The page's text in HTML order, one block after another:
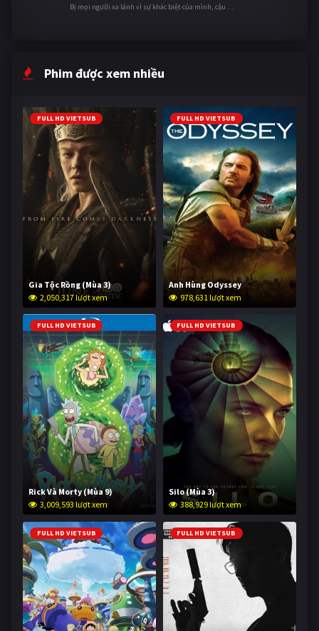
Bị mọi người xa lánh vì sự khác biệt của mình, cậu ...
Phim được xem nhiều
FULL HD VIETSUB
Gia Tộc Rồng (Mùa 3)
2,050,317 lượt xem
FULL HD VIETSUB
Anh Hùng Odyssey
978,631 lượt xem
FULL HD VIETSUB
Rick Và Morty (Mùa 9)
3,009,593 lượt xem
FULL HD VIETSUB
Silo (Mùa 3)
388,929 lượt xem
FULL HD VIETSUB FULL HD VIETSUB